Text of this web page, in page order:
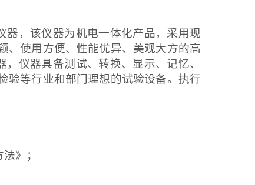
器，该仪器为机电一体化产品，采用现
、使用方便、性能优异、美观大方的高
，仪器具备测试、转换、显示、记忆、
验等行业和部门理想的试验设备。执行
》；